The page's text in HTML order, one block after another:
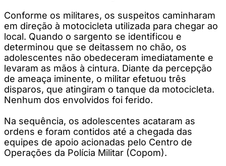
Conforme os militares, os suspeitos caminharam
em direção à motocicleta utilizada para chegar ao
local. Quando o sargento se identificou e
determinou que se deitassem no chão, os
adolescentes não obedeceram imediatamente e
levaram as mãos à cintura. Diante da percepção
de ameaça iminente, o militar efetuou três
disparos, que atingiram o tanque da motocicleta.
Nenhum dos envolvidos foi ferido.
Na sequência, os adolescentes acataram as
ordens e foram contidos até a chegada das
equipes de apoio acionadas pelo Centro de
Operações da Polícia Militar (Copom).